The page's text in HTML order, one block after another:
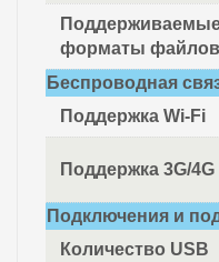
форматы файлов
Беспроводная
Поддержка Wi-Fi
Поддержка 3G/4G
Подключения и
Количество USB